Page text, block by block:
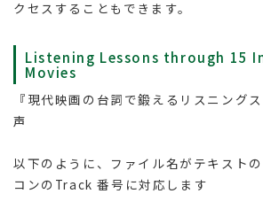
クセスすることもできます。
Listening Lessons through 15
Movies
『現代映画の台詞で鍛えるリスニング
声
以下のように、ファイル名がテキスト
コンのTrack 番号に対応します